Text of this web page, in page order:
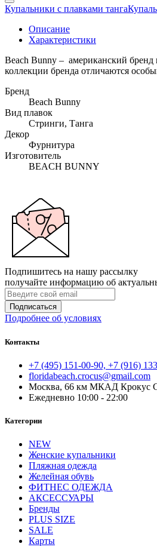
Купальники с плавками танга
Описание
Характеристики
Beach Bunny – американский
коллекции бренда отличаются
Бренд
Beach Bunny
Вид плавок
Стринги, Танга
Декор
Фурнитура
Изготовитель
BEACH BUNNY
Подпишитесь на нашу рассылку
получайте информацию об
Подписаться
Подробнее об условиях
Контакты
+7 (495) 151-00-90, +7 (916)
floridabeach.crocus@gmail.com
Москва, 66 км МКАД Крокус
Ежедневно 10:00 - 22:00
Категории
NEW
Женские купальники
Пляжная одежда
Желейная обувь
ФИТНЕС ОДЕЖДА
АКСЕССУАРЫ
Бренды
PLUS SIZE
SALE
Карты